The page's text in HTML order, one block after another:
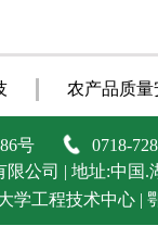
农产品质
号
0718-
限公司 | 地址:中国.
学工程技术中心|